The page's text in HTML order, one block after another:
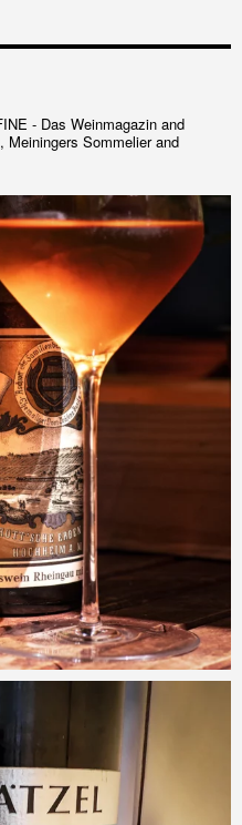
- Das Weinmagazin and
Meiningers Sommelier and